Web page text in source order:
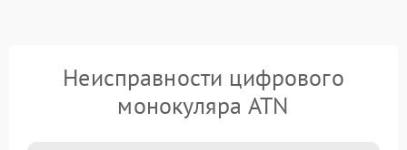
Неисправности цифрового
монокуляра ATN